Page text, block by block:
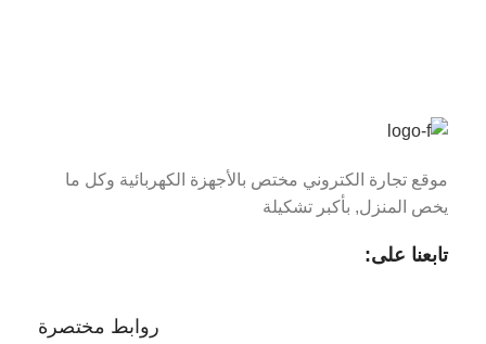
موقع تجارة الكتروني مختص بالأجهزة الكهربائية وكل ما
يخص المنزل, بأكبر تشكيلة
تابعنا على:
روابط مختصرة